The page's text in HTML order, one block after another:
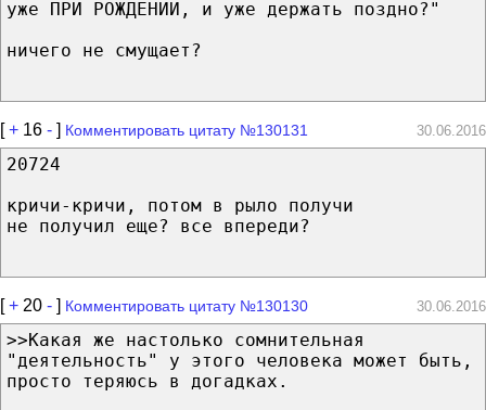
уже ПРИ РОЖДЕНИИ, и уже держать поздно?"
ничего не смущает?
[+ 16 - ] Комментировать цитату №130131 30.06.2016
20724
кричи-кричи, потом в рыло получи
не получил еще? все впереди?
[+ 20 - ] Комментировать цитату №130130 30.06.2016
>>Какая же настолько сомнительная
"деятельность" у этого человека может быть,
просто теряюсь в догадках.